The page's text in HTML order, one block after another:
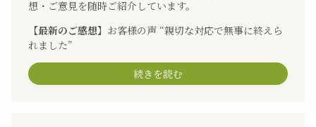
想・ご意見を随時ご紹介しています。
【最新のご感想】 お客様の声 “親切な対応で無事に終えら
れました”
続きを読む